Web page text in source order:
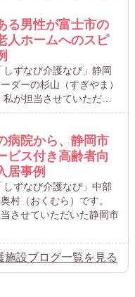
る男性が富士市の
人ホームへのスピ
しずなび介護なび」静岡
ダーの杉山（すぎやま）
が担当させていただ…
病院から、静岡市
ビス付き高齢者向
居事例
しずなび介護なび」中部
村（おくむら）です。
させていただいた静岡市
施設ブログ一覧を見る